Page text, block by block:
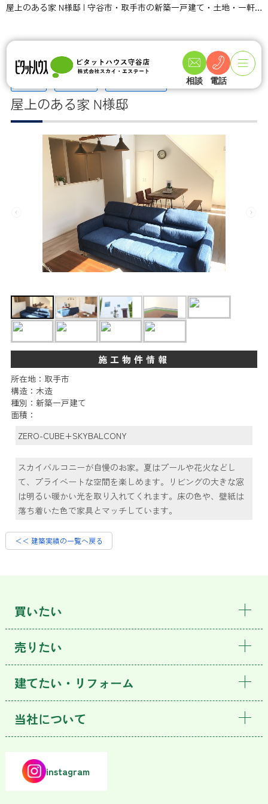
屋上のある家 N様邸 | 守谷市・取手市の新築一戸建て・土地・一軒家購入情報ならピタットハウス守谷店 スカイ・エステート
相談 電話
屋上のある家 N様邸
施工物件情報
所在地：取手市
構造：木造
種別：新築一戸建て
面積：
ZERO-CUBE+SKYBALCONY
スカイバルコニーが自慢のお家。 夏はプールや花火などし
て、プライベートな空間を楽しめます。
リビングの大きな窓
は明るい暖かい光を取り入れてくれます。 床の色や、壁紙は
落ち着いた色で家具とマッチしています。
＜＜ 建築実績の一覧へ戻る
買いたい
売りたい
建てたい・リフォーム
当社について
instagram